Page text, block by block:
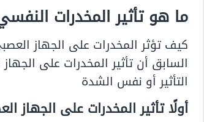
ما هو تأثير المخدرات
كيف تؤثر المخدرات على الجهاز
السابق أن تأثير المخدرات على
التأثير أو نفس الشدة
أولًا تأثير المخدرات على